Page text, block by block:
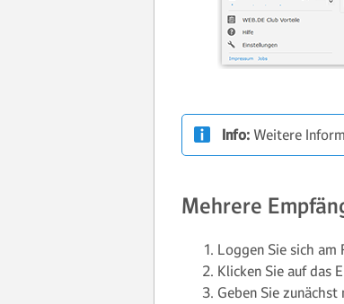
Info: Weitere
Mehrere
Loggen Sie sich
Klicken Sie auf das
Geben Sie